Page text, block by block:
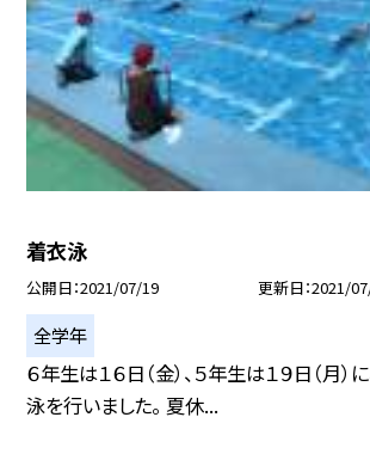
着衣泳
公開日 2021/07/19 更新日 2021/
全学年
６年生は１６日（金）、５年生は１９日（月）
泳を行いました。 夏休...